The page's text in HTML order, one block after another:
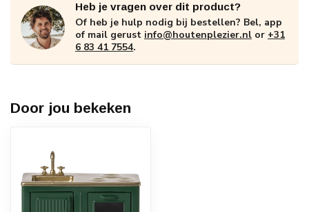
Heb je vragen over dit product?
Of heb je hulp nodig bij bestellen? Bel, app
of mail gerust info@houtenplezier.nl or +31
6 83 41 7554.
Door jou bekeken